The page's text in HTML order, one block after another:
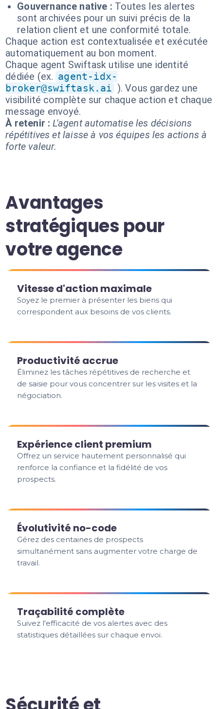
Gouvernance native : Toutes les alertes
sont archivées pour un suivi précis de la
relation client et une conformité totale.
Chaque action est contextualisée et exécutée
automatiquement au bon moment.
Chaque agent Swiftask utilise une identité
dédiée (ex. agent-idx-
broker@swiftask.ai ). Vous gardez une
visibilité complète sur chaque action et chaque
message envoyé.
À retenir : L'agent automatise les décisions
répétitives et laisse à vos équipes les actions à
forte valeur.
Avantages
stratégiques pour
votre agence
Vitesse d'action maximale
Soyez le premier à présenter les biens qui
correspondent aux besoins de vos clients.
Productivité accrue
Éliminez les tâches répétitives de recherche et
de saisie pour vous concentrer sur les visites et la
négociation.
Expérience client premium
Offrez un service hautement personnalisé qui
renforce la confiance et la fidélité de vos
prospects.
Évolutivité no-code
Gérez des centaines de prospects
simultanément sans augmenter votre charge de
travail.
Traçabilité complète
Suivez l'efficacité de vos alertes avec des
statistiques détaillées sur chaque envoi.